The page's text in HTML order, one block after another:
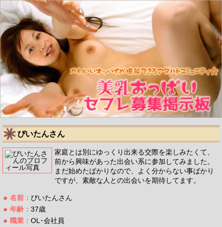
ぴいたんさん
家庭とは別にゆっくり出来る交際を楽しみたくて、
前から興味があった出会い系に参加してみました。
まだ始めたばかりなので、よく分からない事ばかり
ですが、素敵な人との出会いを期待してます。
名前： ぴいたんさん
年齢： 37歳
職業： OL･会社員